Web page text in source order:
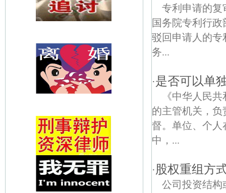
专利申请的复
国务院专利行
驳回申请人的专
务...
·是否可以单
《中华人民
的主管机关，
督。单位、个
中，...
·股权重组方
公司投资结构